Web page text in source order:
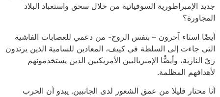
جديد الإمبراطورية السوفياتية من خلال سحق واستعباد البلاد
المجاورة؟
أيضًا استاء آخرون – بنفس الروح- من دعمي للعصابات الفاشية
التي جاءت إلى السلطة في كييف، المعادين للسامية الذين يرتدون
زيّ النازية، وأيضًّا الإمبرياليين الأمريكيين الذين يستخدمونهم
لأهدافهم المظلمة.
أنا محتار قليلا من عمق الشعور لدى الجانبين. يبدو أن الحرب